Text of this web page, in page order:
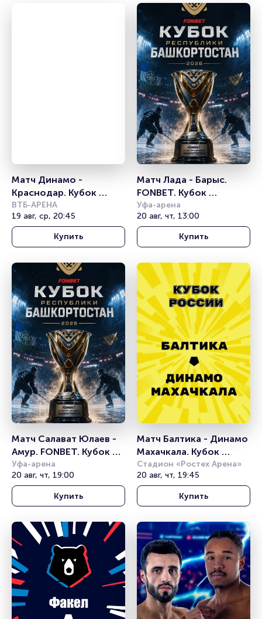
Матч Динамо -
Краснодар. Кубок
России
ВТБ-АРЕНА
19 авг, ср, 20:45
Купить
Матч Лада - Барыс.
FONBET. Кубок
Республики
Башкортостан
Уфа-арена
20 авг, чт, 13:00
Купить
Матч Салават Юлаев -
Амур. FONBET. Кубок
Республики
Башкортостан
Уфа-арена
20 авг, чт, 19:00
Купить
Матч Балтика - Динамо
Махачкала. Кубок
России
Стадион «Ростех Арена»
20 авг, чт, 19:45
Купить